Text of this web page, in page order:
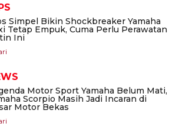
Simpel Bikin Shockbreaker Yamaha
Tetap Empuk, Cuma Perlu Perawatan
Ini
Motor Sport Yamaha Belum Mati,
Scorpio Masih Jadi Incaran di
Motor Bekas